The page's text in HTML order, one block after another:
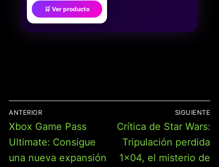
🛒 Ver producto
NAVEGACIÓN
DE
ENTRADAS
ANTERIOR
Entrada
anterior:
Xbox Game Pass
Ultimate: Consigue
una nueva expansión
SIGUIENTE
Entrada
siguiente:
Crítica de Star Wars:
Tripulación perdida
1×04, el misterio de